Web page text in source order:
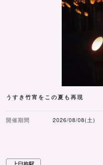
うすき竹宵をこの夏も再現
開催期間 2026/08/08(土)